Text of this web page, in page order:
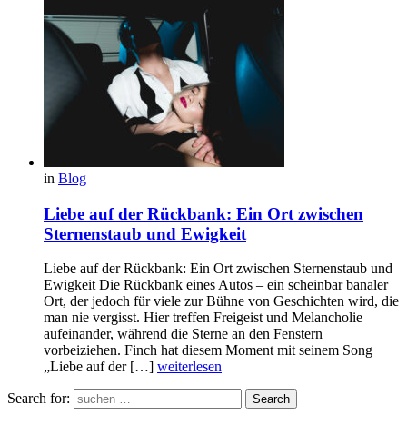
in Blog
Liebe auf der Rückbank: Ein Ort zwischen
Sternenstaub und Ewigkeit
Liebe auf der Rückbank: Ein Ort zwischen Sternenstaub und
Ewigkeit Die Rückbank eines Autos – ein scheinbar banaler
Ort, der jedoch für viele zur Bühne von Geschichten wird, die
man nie vergisst. Hier treffen Freigeist und Melancholie
aufeinander, während die Sterne an den Fenstern
vorbeiziehen. Finch hat diesem Moment mit seinem Song
„Liebe auf der […] weiterlesen
Search for: Search